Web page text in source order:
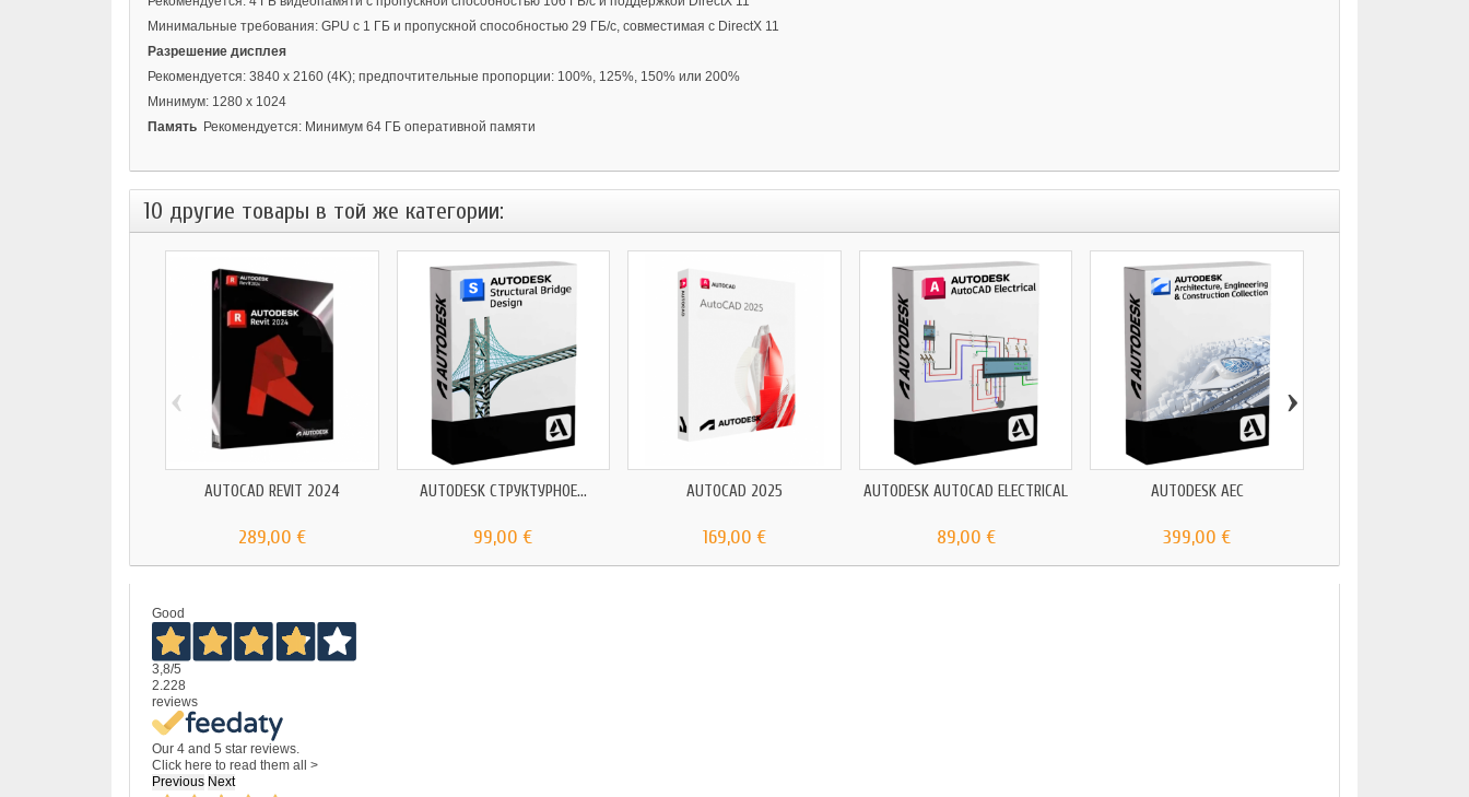
Минимальные требования: GPU с 1 ГБ и пропускной способностью 29 ГБ/с, совместимая с DirectX 11
Разрешение дисплея
Рекомендуется: 3840 x 2160 (4K); предпочтительные пропорции: 100%, 125%, 150% или 200%
Минимум: 1280 x 1024
Память Рекомендуется: Минимум 64 ГБ оперативной памяти
10 другие товары в той же категории:
AUTOCAD REVIT 2024
289,00 €
AUTODESK СТРУКТУРНОЕ...
99,00 €
AUTOCAD 2025
169,00 €
AUTODESK AUTOCAD ELECTRICAL
89,00 €
AUTODESK AEC
399,00 €
‹ ›
Good
3,8/5
2.228
reviews
Our 4 and 5 star reviews.
Click here to read them all >
Previous Next